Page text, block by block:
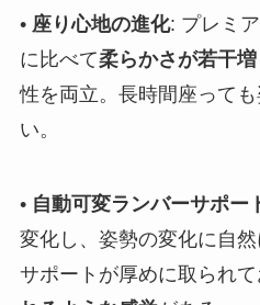
• 座り心地の進化: プレミ
に比べて柔らかさが若干増
性を両立。長時間座って
い。
• 自動可変ランバーサポー
変化し、姿勢の変化に自
サポートが厚めに取られ